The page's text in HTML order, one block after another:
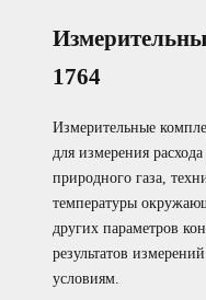
1764
Измерительные
для измерения
природного газа,
температуры
других параметров
результатов
условиям.